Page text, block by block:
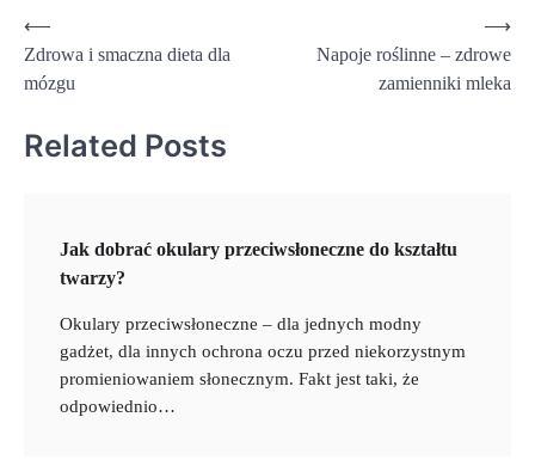
Nawigacja
wpisu
⟵
Zdrowa i smaczna dieta dla
mózgu
Napoje roślinne – zdrowe
zamienniki mleka
⟶
Related Posts
Jak dobrać okulary przeciwsłoneczne do kształtu
twarzy?
Okulary przeciwsłoneczne – dla jednych modny
gadżet, dla innych ochrona oczu przed niekorzystnym
promieniowaniem słonecznym. Fakt jest taki, że
odpowiednio…